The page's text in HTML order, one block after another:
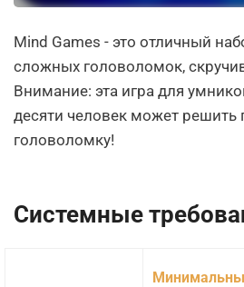
Mind Games - это отличный
сложных головоломок,
Внимание: эта игра для
десяти человек может решить
головоломку!
Системные